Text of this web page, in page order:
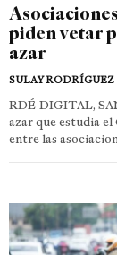
piden vetar
azar
SULAY RODRÍGUEZ
RDÉ DIGITAL,
azar que estudia
entre las